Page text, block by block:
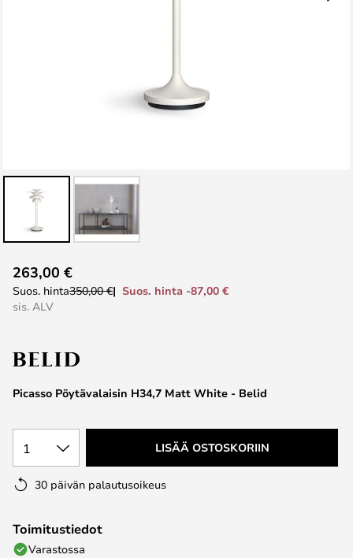
to
the
the
gallery
Picasso Pöytävalaisin H34,7 Matt White - Belid
263,00 €
Suos. hinta350,00 €
Suos. hinta -87,00 €
sis. ALV
1 LISÄÄ OSTOSKORIIN
30 päivän palautusoikeus
Toimitustiedot
Varastossa